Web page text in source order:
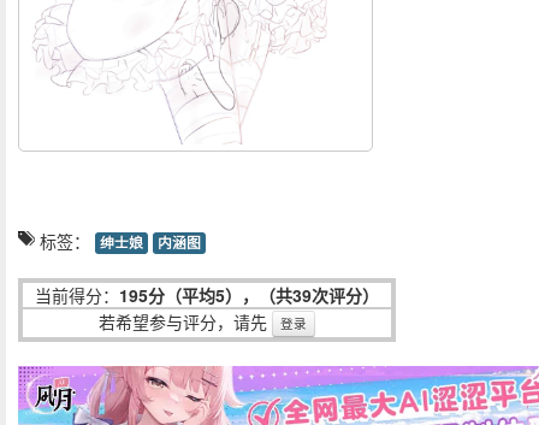
标签： 绅士娘 内涵图
当前得分： 195分（平均5），（共39次评分）
若希望参与评分，请先
登录